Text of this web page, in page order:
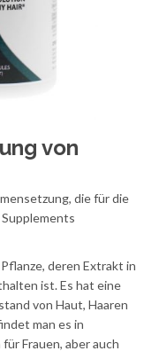
von
die für die
deren Extrakt in
ist. Es hat eine
von Haut, Haaren
man es in
Frauen, aber auch